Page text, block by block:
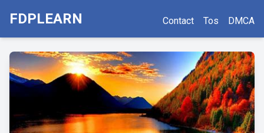
FDPLEARN Contact Tos DMCA